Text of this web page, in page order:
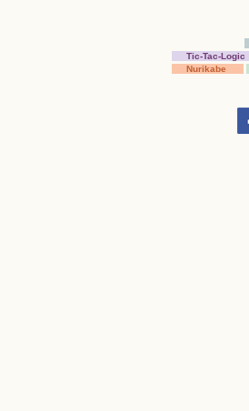
Tic-Tac-Logic
Nurikabe